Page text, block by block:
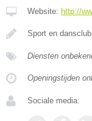
Website: http://
Sport en
Diensten
Openingstijden
Sociale media: